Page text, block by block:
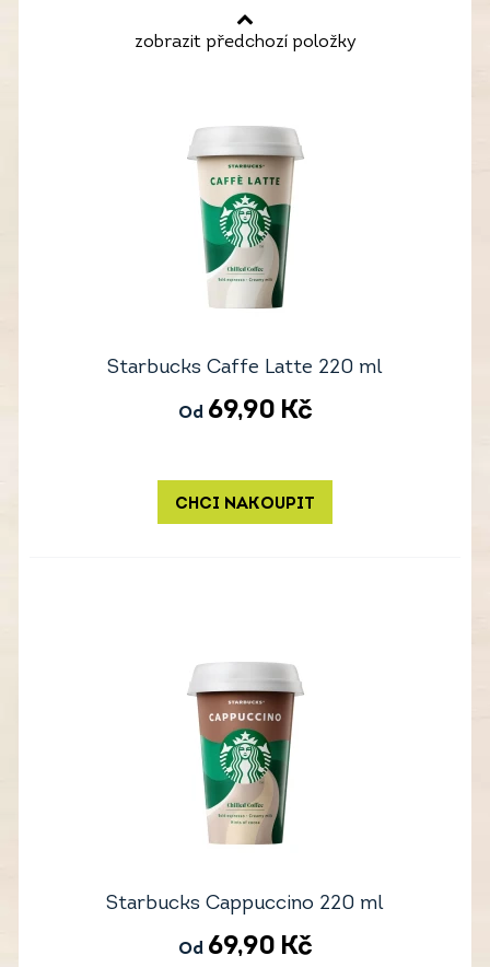
zobrazit předchozí položky
Starbucks Caffe Latte 220 ml
Od 69,90 Kč
CHCI NAKOUPIT
Starbucks Cappuccino 220 ml
Od 69,90 Kč